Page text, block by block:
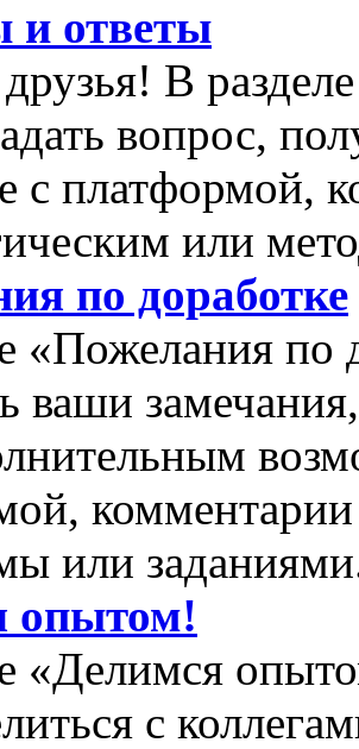
и ответы
В
вопрос,
с платформой,
или
по доработке
«Пожелания по
ваши
или
опытом!
«Делимся
с